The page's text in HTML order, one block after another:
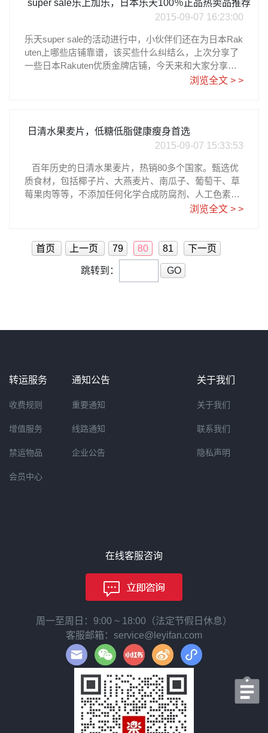
super sale乐上加乐，日本乐天100％正品热卖品推荐
2015-09-07 16:23:00
乐天super sale的活动进行中，小伙伴们还在为日本Rak
uten上哪些店铺靠谱，该买些什么纠结么，上次分享了
一些日本Rakuten优质金牌店铺，今天来和大家分享一
下日本Rakuten上哪些东西值得买？100％正品推荐！小
月10日00時59分（北京时间），购买免邮哦！小伙伴可
以屯起来过冬啦！snidel 秋冬新款打底套装 7折优惠＆
牌，受到很多杂志模特的亲睐，四色可选大小码都有，
可单穿也可以打底，来自snidel乐天直营店铺，小伙伴
们可以放心购买，售价17,280(税込)，现在买回来免邮
哦！casio数码相机HIGH SPEED EXILIM EX-ZR60，一
出比原来肌肤 更加明亮平滑的肌肤，呈现自己喜欢的美
丽，有粉、蓝、白色三个颜色，特别适合妹纸们使用，
买回来送老婆、送女友吧！税込 31,100 円，来自必酷
提升洁面及保湿效果。N3000新增独有特殊波形，保湿
円，同样来自必酷日本Rakuten店铺！MTG Body Make
这样的困扰，坐着的时候不由自主就跷二郎腿，弯腰驼
大。MTG Body Make Seat Style 矫正脊椎 护腰保健坐
垫，矫正脊椎骨盆正确生理曲度，不怕久坐，超舒适的
坐垫！上班族学生族久坐者必备！坐垫支持承重120KG
尺寸：W1050px ×D975px × 825px，来自mtgec-beauty
水离子给予头皮充分滋润，防止因压力等影响引起头皮
掉，保持头皮健康、干净清爽。简单说用此款吹风机头
发不会毛糙，税込 13,790 円，同样来自必酷日本Rakut
浏览全文 > >
日清水果麦片，低糖低脂健康瘦身首选
2015-09-07 15:33:53
百年历史的日清水果麦片，热销80多个国家。甄选优
质食材，包括椰子片、大燕麦片、南瓜子、葡萄干、草
莓果肉等等，不添加任何化学合成防腐剂、人工色素
等，整粒压制营养不流失、富含粗纤维。低糖低脂是健
价格是日亚的两倍噢，有想要吃的朋友们可以日亚屯一
些。详细购买教程请参考乐一番日淘攻略日清シスコ ご
ろっと果実のグラノーラ 600g
浏览全文 > >
首页 上一页 79 80 81 下一页
跳转到： GO
转运服务
收费规则
增值服务
禁运物品
会员中心
通知公告
重要通知
线路通知
企业公告
关于我们
关于我们
联系我们
隐私声明
在线客服咨询
周一至周日：9:00 ~ 18:00（法定节假日休息）
客服邮箱：service@leyifan.com